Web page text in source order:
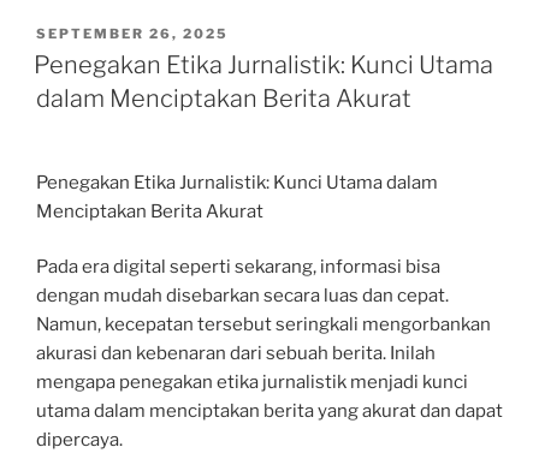
POSTED
ON
SEPTEMBER 26, 2025
Penegakan Etika Jurnalistik: Kunci Utama
dalam Menciptakan Berita Akurat
Penegakan Etika Jurnalistik: Kunci Utama dalam
Menciptakan Berita Akurat
Pada era digital seperti sekarang, informasi bisa
dengan mudah disebarkan secara luas dan cepat.
Namun, kecepatan tersebut seringkali mengorbankan
akurasi dan kebenaran dari sebuah berita. Inilah
mengapa penegakan etika jurnalistik menjadi kunci
utama dalam menciptakan berita yang akurat dan dapat
dipercaya.